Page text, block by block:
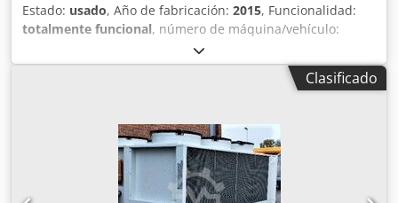
Estado: usado, Año de fabricación: 2015, Funcionalidad:
totalmente funcional, número de máquina/vehículo:
, capacidad de refrigeración:
tipo de corriente de entrada:trifásico, tipo de
, presión:44,5
Enfriadora Trane CGAM 020 con red de protección.
Cjdpfozi Aacex Akrjrf
Clasificado